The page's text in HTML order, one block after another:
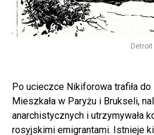
Po ucieczce Nikiforowa trafiła do
Mieszkała w Paryżu i Brukseli,
anarchistycznych i utrzymywała
rosyjskimi emigrantami. Istnieje